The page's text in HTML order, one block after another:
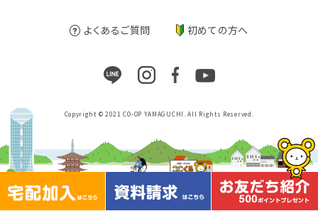
よくあるご質問 初めての方へ
Copyright © 2021 CO-OP YAMAGUCHI. All Rights Reserved.